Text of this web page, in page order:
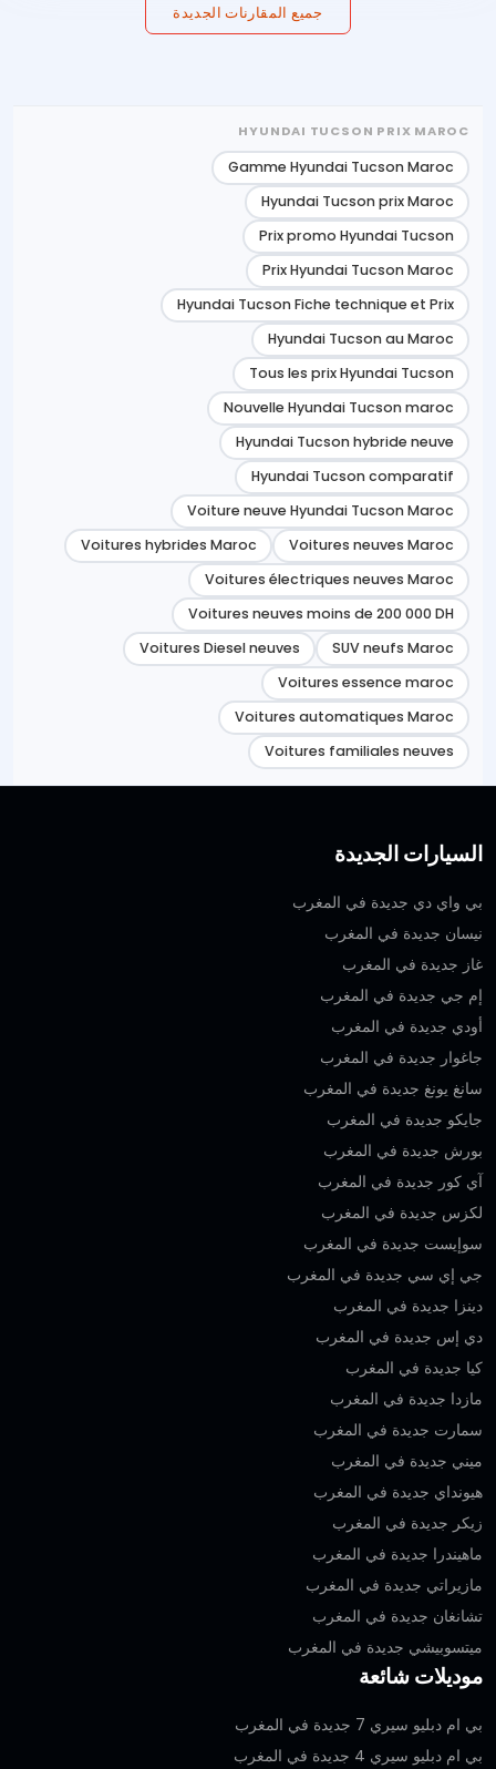
جميع المقارنات الجديدة
HYUNDAI TUCSON PRIX MAROC
Gamme Hyundai Tucson Maroc
Hyundai Tucson prix Maroc
Prix promo Hyundai Tucson
Prix Hyundai Tucson Maroc
Hyundai Tucson Fiche technique et Prix
Hyundai Tucson au Maroc
Tous les prix Hyundai Tucson
Nouvelle Hyundai Tucson maroc
Hyundai Tucson hybride neuve
Hyundai Tucson comparatif
Voiture neuve Hyundai Tucson Maroc
Voitures neuves Maroc
Voitures hybrides Maroc
Voitures électriques neuves Maroc
Voitures neuves moins de 200 000 DH
SUV neufs Maroc
Voitures Diesel neuves
Voitures essence maroc
Voitures automatiques Maroc
Voitures familiales neuves
السيارات الجديدة
بي واي دي جديدة في المغرب
نيسان جديدة في المغرب
غاز جديدة في المغرب
إم جي جديدة في المغرب
أودي جديدة في المغرب
جاغوار جديدة في المغرب
سانغ يونغ جديدة في المغرب
جايكو جديدة في المغرب
بورش جديدة في المغرب
آي كور جديدة في المغرب
لكزس جديدة في المغرب
سوإيست جديدة في المغرب
جي إي سي جديدة في المغرب
دينزا جديدة في المغرب
دي إس جديدة في المغرب
كيا جديدة في المغرب
مازدا جديدة في المغرب
سمارت جديدة في المغرب
ميني جديدة في المغرب
هيونداي جديدة في المغرب
زيكر جديدة في المغرب
ماهيندرا جديدة في المغرب
مازيراتي جديدة في المغرب
تشانغان جديدة في المغرب
ميتسوبيشي جديدة في المغرب
موديلات شائعة
بي ام دبليو سيري 7 جديدة في المغرب
بي ام دبليو سيري 4 جديدة في المغرب